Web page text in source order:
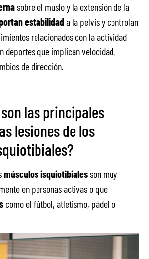
sobre el muslo y la extensión de la
estabilidada la pelvis y controlan
relacionados con la actividad
deportes que implican velocidad,
de dirección.
las principales
lesiones de los
músculos isquiotibialesson muy
en personas activas o que
como el fútbol, atletismo, pádel o